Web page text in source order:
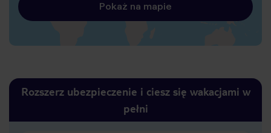
Pokaż na mapie
Rozszerz ubezpieczenie i ciesz się wakacjami w
pełni